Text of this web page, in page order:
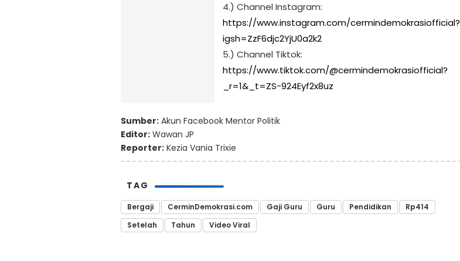
4.) Channel Instagram:
https://www.instagram.com/cermindemokrasiofficial?
igsh=ZzF6djc2YjU0a2k2
5.) Channel Tiktok:
https://www.tiktok.com/@cermindemokrasiofficial?
_r=1&_t=ZS-924Eyf2x8uz
Sumber: Akun Facebook Mentor Politik
Editor: Wawan JP
Reporter: Kezia Vania Trixie
TAG
Bergaji CerminDemokrasi.com Gaji Guru Guru Pendidikan
Rp414
Setelah
Tahun Video Viral